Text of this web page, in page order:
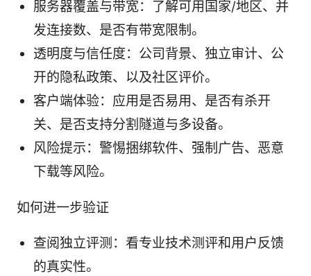
服务器覆盖与带宽：了解可用国家/地区、并
发连接数、是否有带宽限制。
透明度与信任度：公司背景、独立审计、公
开的隐私政策、以及社区评价。
客户端体验：应用是否易用、是否有杀开
关、是否支持分割隧道与多设备。
风险提示：警惕捆绑软件、强制广告、恶意
下载等风险。
如何进一步验证
查阅独立评测：看专业技术测评和用户反馈
的真实性。